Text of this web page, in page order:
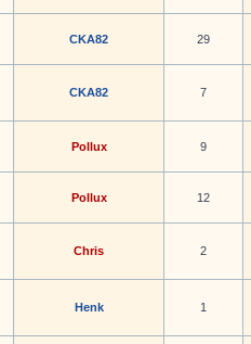
CKA82 29
CKA82 7
Pollux 9
Pollux 12
Chris 2
Henk 1